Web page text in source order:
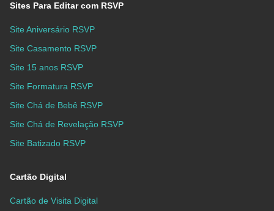
Sites Para Editar com RSVP
Site Aniversário RSVP
Site Casamento RSVP
Site 15 anos RSVP
Site Formatura RSVP
Site Chá de Bebê RSVP
Site Chá de Revelação RSVP
Site Batizado RSVP
Cartão Digital
Cartão de Visita Digital